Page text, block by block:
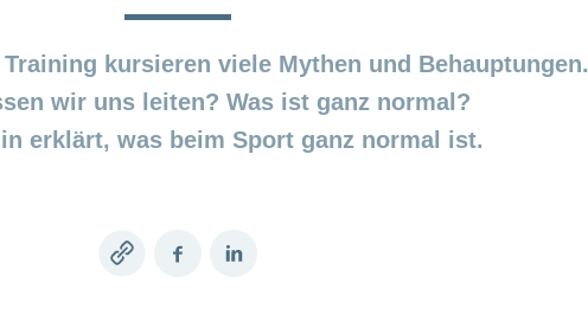
kursieren viele Mythen und Behauptungen.
wir uns leiten? Was ist ganz normal?
erklärt, was beim Sport ganz normal ist.
Copy
FacebookLinkedIn